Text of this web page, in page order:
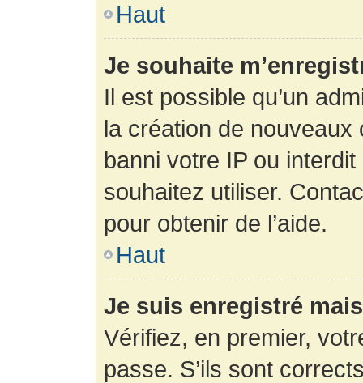
Haut
Je souhaite
Il est possible qu’un
la création de
banni votre IP ou
souhaitez utiliser.
pour obtenir de l’aide.
Haut
Je suis enregistré
Vérifiez, en premier,
passe. S’ils sont